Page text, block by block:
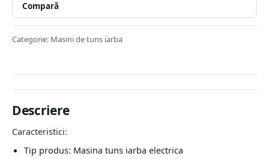
Compară
Categorie: Masini de tuns iarba
Descriere
Caracteristici:
Tip produs: Masina tuns iarba electrica